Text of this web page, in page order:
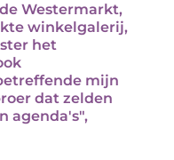
Westermarkt,
winkelgalerij,
het
mijn
dat zelden
agenda's",